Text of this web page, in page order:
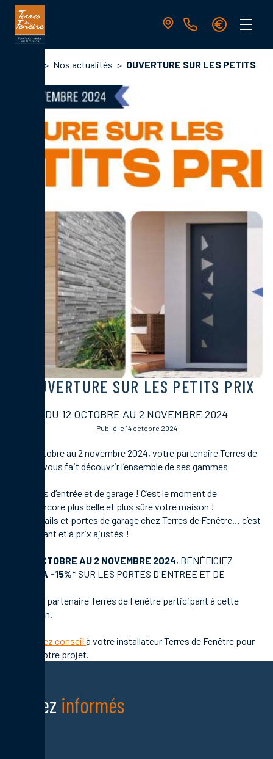
Aller
contenu
principale
Nos actualités
OUVERTURE SUR LES PETITS
OUVERTURE SUR LES PETITS PRIX
DU 12 OCTOBRE AU 2 NOVEMBRE 2024
Publié le 14 octobre 2024
Du 12 octobre au 2 novembre 2024, votre partenaire Terres de
Fenêtre vous fait découvrir l’ensemble de ses gammes
de portes d’entrée et de garage ! C’est le moment de
rendre encore plus belle et plus sûre votre maison !
Les portails et portes de garage chez Terres de Fenêtre… c’est
maintenant et à prix ajustés !
DU 12 OCTOBRE AU 2 NOVEMBRE 2024, BÉNÉFICIEZ
JUSQU’À -15%* SUR LES PORTES D'ENTREE ET DE
*Suivant partenaire Terres de Fenêtre participant à cette
opération.
Demandez conseil à votre installateur Terres de Fenêtre pour
définir votre projet.
Restez informés